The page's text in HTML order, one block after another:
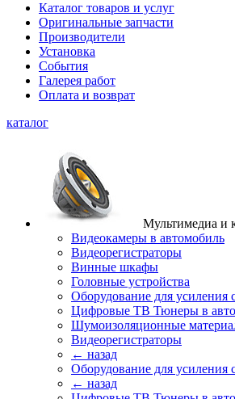
Каталог товаров и услуг
Оригинальные запчасти
Производители
Установка
События
Галерея работ
Оплата и возврат
каталог
Мультимедиа и
Видеокамеры в автомобиль
Видеорегистраторы
Винные шкафы
Головные устройства
Оборудование для усиления
Цифровые ТВ Тюнеры в
Шумоизоляционные
Видеорегистраторы
← назад
Оборудование для усиления
← назад